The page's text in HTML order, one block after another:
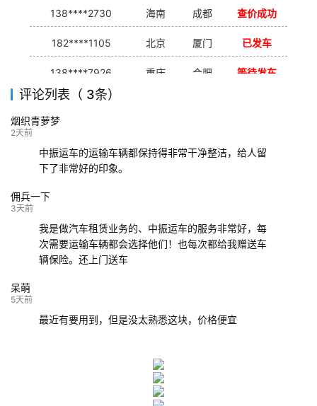
138****2730 海南 成都 查价成功
182****1105 北京 厦门 已发车
138****7926 重庆 合肥 等待发车
139****9233
评论列表（ 3条）
烟织青萝梦
2天前
中振运车的运输车辆都保持得非常干净整洁，给人留
下了非常好的印象。
佣兵一下
3天前
我是做汽车租赁业务的、中振运车的服务非常好，每
次需要运输车辆都会选择他们！也每次都给我赠送车
辆保险。还上门送车
呆萌
5天前
最近有要用到，但是没太熟悉这块，价格便宜